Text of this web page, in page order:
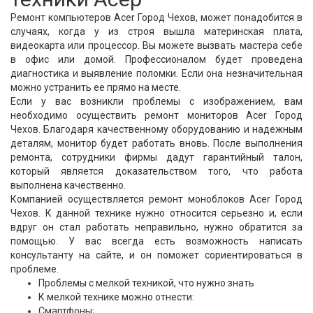
Ремонт компьютеров Acer Город Чехов, может понадобится в
случаях, когда у из строя вышла материнская плата,
видеокарта или процессор. Вы можете вызвать мастера себе
в офис или домой. Профессионалом будет проведена
диагностика и выявление поломки. Если она незначительная
можно устранить ее прямо на месте.
Если у вас возникли проблемы с изображением, вам
необходимо осуществить ремонт мониторов Acer Город
Чехов. Благодаря качественному оборудованию и надежным
деталям, монитор будет работать вновь. После выполнения
ремонта, сотрудники фирмы дадут гарантийный талон,
который является доказательством того, что работа
выполнена качественно.
Компанией осуществляется ремонт моноблоков Acer Город
Чехов. К данной технике нужно относится серьезно и, если
вдруг он стал работать неправильно, нужно обратится за
помощью. У вас всегда есть возможность написать
консультанту на сайте, и он поможет сориентироваться в
проблеме.
Проблемы с мелкой техникой, что нужно знать
К мелкой технике можно отнести: